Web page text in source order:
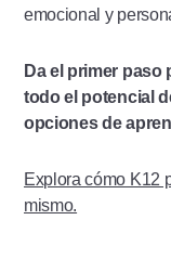
emocional y
Da el primer paso
todo el potencial
opciones de
Explora cómo K12
mismo.